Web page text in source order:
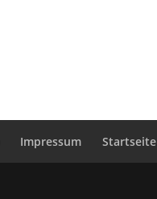
Impressum Startseite